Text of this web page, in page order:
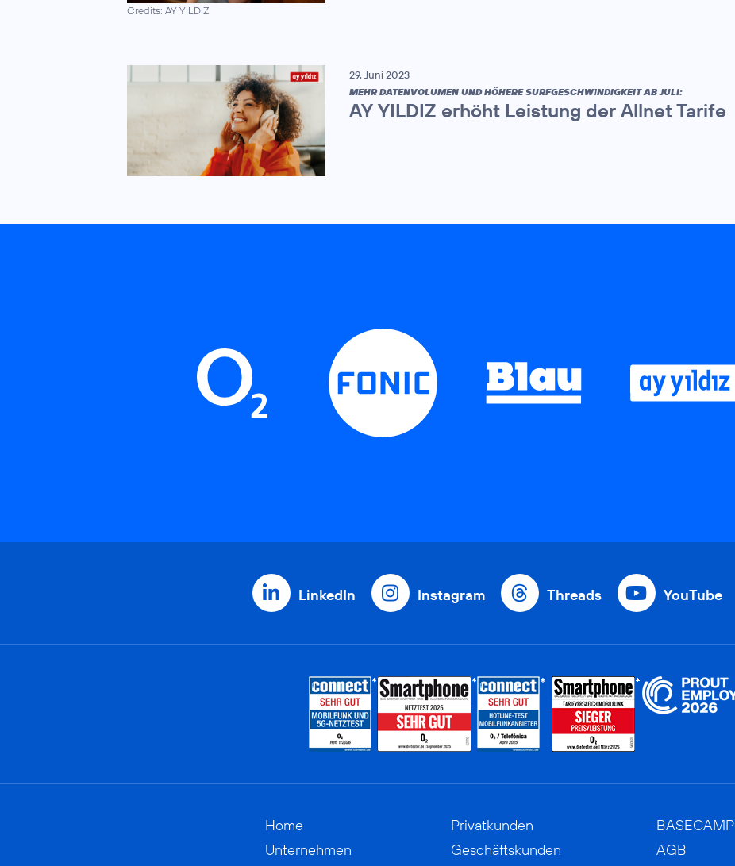
Credits: AY YILDIZ
29. Juni 2023
MEHR DATENVOLUMEN UND HÖHERE SURFGESCHWINDIGKEIT AB JULI:
AY YILDIZ erhöht Leistung der Allnet Tarife
LinkedIn Instagram Threads YouTube
Home
Unternehmen
Privatkunden
Geschäftskunden
BASECAMP
AGB